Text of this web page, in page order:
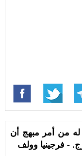
له من أمر مبهج أن
- فرجينيا وولف